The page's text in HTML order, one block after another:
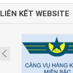
LIÊN KẾT WEBSITE
Prev